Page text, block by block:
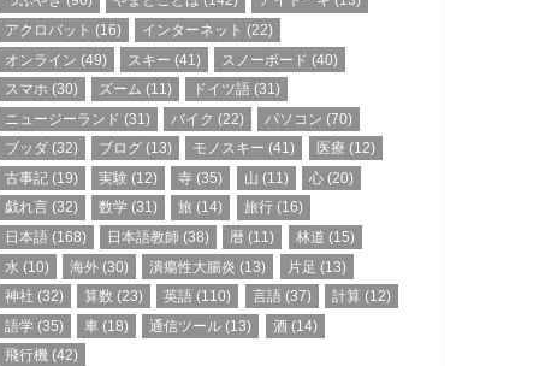
アクロバット (16) インターネット (22)
オンライン (49) スキー (41) スノーボード (40)
スマホ (30) ズーム (11) ドイツ語 (31)
ニュージーランド (31) バイク (22) パソコン (70)
ブッダ (32) ブログ (13) モノスキー (41) 医療 (12)
古事記 (19) 実験 (12) 寺 (35) 山 (11) 心(20)
戯れ言 (32) 数学 (31) 旅 (14) 旅行(16)
日本語 (168) 日本語教師 (38) 暦 (11) 林道 (15)
水 (10) 海外 (30) 潰瘍性大腸炎 (13) 片足 (13)
神社 (32) 算数 (23) 英語 (110) 言語 (37) 計算 (12)
語学 (35) 車 (18) 通信ツール (13) 酒(14)
飛行機 (42)